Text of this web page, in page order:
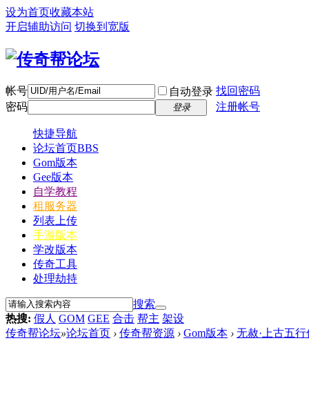
设为首页收藏本站
开启辅助访问 切换到宽版
帐号 自动登录 找回密码
密码
登录 注册帐号
快捷导航
论坛首页BBS
Gom版本
Gee版本
自学教程
租服务器
列表上传
手游版本
学改版本
传奇工具
处理劫持
搜索
热搜: 假人 GOM GEE 合击 帮主 架设
传奇帮论坛»论坛首页 › 传奇帮资源 › Gom版本 › 无赦·上古五